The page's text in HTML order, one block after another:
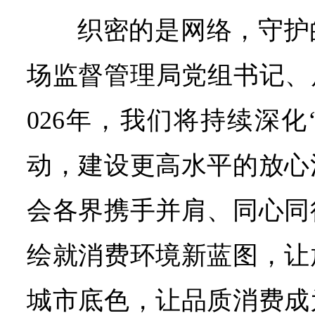
织密的是网络，守
场监督管理局党组书记
026年，我们将持续深
动，建设更高水平的放
会各界携手并肩、同心
绘就消费环境新蓝图，
城市底色，让品质消费